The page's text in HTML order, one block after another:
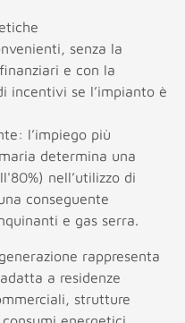
senza la
e con la
incentivi se l’impianto è
l’impiego più
determina una
nell’utilizzo di
conseguente
e gas serra.
rappresenta
a residenze
strutture